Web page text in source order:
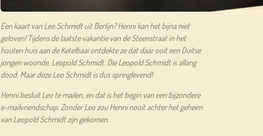
Een kaart van Leo Schmidt uit Berlijn? Henni kan het bijna niet
geloven! Tijdens de laatste vakantie van de Steenstraat in het
houten huis aan de Ketelbaai ontdekte ze dat daar ooit een Duitse
jongen woonde, Leopold Schmidt. Die Leopold Schmidt is allang
dood. Maar deze Leo Schmidt is dus springlevend!
Henni besluit Leo te mailen, en dat is het begin van een bijzondere
e-mailvriendschap. Zonder Leo zou Henni nooit achter het geheim
van Leopold Schmidt zijn gekomen.